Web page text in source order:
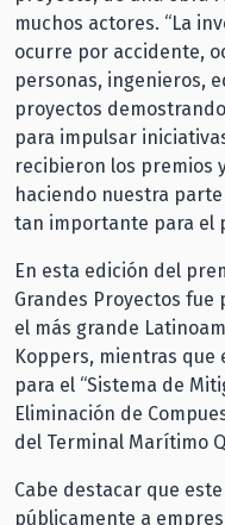
muchos actores. “La
ocurre por accidente,
personas, ingenieros,
proyectos
para impulsar
recibieron los premios
haciendo nuestra
tan importante para el
En esta edición del
Grandes Proyectos fue
el más grande
Koppers, mientras que
para el “Sistema de
Eliminación de
del Terminal Marítimo
Cabe destacar que
públicamente a